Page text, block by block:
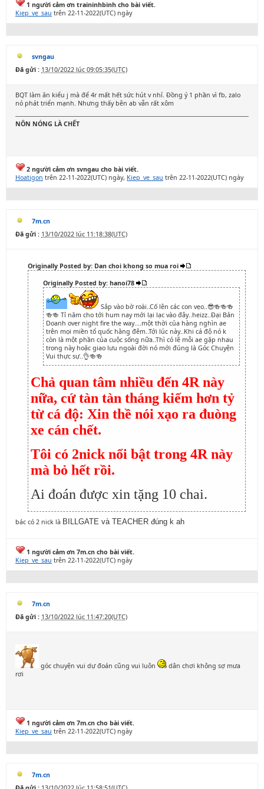
1 người cảm ơn traininhbinh cho bài viết.
Kiep_ve_sau trên 22-11-2022(UTC) ngày
svngau
Đã gửi : 13/10/2022 lúc 09:05:35(UTC)
BQT làm ăn kiểu j mà để 4r mất hết sức hút v nhỉ. Đồng ý 1 phần vì fb, zalo
nó phát triển mạnh. Nhưng thấy bên ab vẫn rất xôm
NÔN NÓNG LÀ CHẾT
2 người cảm ơn svngau cho bài viết.
Hoatigon trên 22-11-2022(UTC) ngày, Kiep_ve_sau trên 22-11-2022(UTC) ngày
7m.cn
Đã gửi : 13/10/2022 lúc 11:18:38(UTC)
Originally Posted by: Dan choi khong so mua roi
Originally Posted by: hanoi78
Sắp vào bờ roài..Cố lên các con vẹo..😎🍻🍻🍻
🍻🍻 Tỉ năm cho tới hum nay mới lại lạc vào đây..heizz..Đại Bản
Doanh over night fire the way....một thời của hàng nghìn ae
trên mọi miền tổ quốc hằng đêm..Tới lúc này..Khi cá độ nó k
còn là một phần của cuộc sống nữa..Thì có lẽ mỗi ae gặp nhau
trong này hoặc giao lưu ngoài đời nó mới đúng là Góc Chuyện
Vui thực sự..👌🍻🍻
Chả quan tâm nhiều đến 4R này
nữa, cứ tàn tàn tháng kiếm hơn tỷ
từ cá độ: Xin thề nói xạo ra đuòng
xe cán chết.
Tôi có 2nick nổi bật trong 4R này
mà bỏ hết rồi.
Ai đoán được xin tặng 10 chai.
bác có 2 nick là BILLGATE và TEACHER đúng k ah
1 người cảm ơn 7m.cn cho bài viết.
Kiep_ve_sau trên 22-11-2022(UTC) ngày
7m.cn
Đã gửi : 13/10/2022 lúc 11:47:20(UTC)
góc chuyện vui dự đoán cũng vui luôn
dân chơi không sợ mưa
rơi
1 người cảm ơn 7m.cn cho bài viết.
Kiep_ve_sau trên 22-11-2022(UTC) ngày
7m.cn